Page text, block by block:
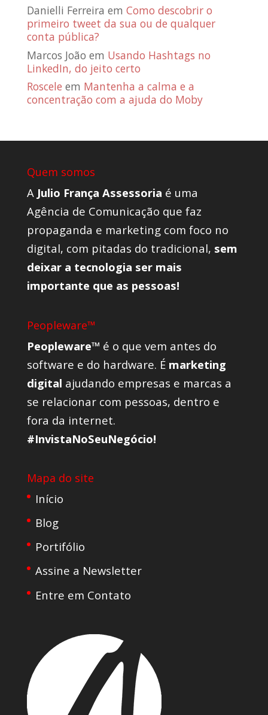
Danielli Ferreira em Como descobrir o
primeiro tweet da sua ou de qualquer
conta pública?
Marcos João em Usando Hashtags no
LinkedIn, do jeito certo
Roscele em Mantenha a calma e a
concentração com a ajuda do Moby
Quem somos
A Julio França Assessoria é uma
Agência de Comunicação que faz
propaganda e marketing com foco no
digital, com pitadas do tradicional, sem
deixar a tecnologia ser mais
importante que as pessoas!
Peopleware™
Peopleware™ é o que vem antes do
software e do hardware. É marketing
digital ajudando empresas e marcas a
se relacionar com pessoas, dentro e
fora da internet.
#InvistaNoSeuNegócio!
Mapa do site
Início
Blog
Portifólio
Assine a Newsletter
Entre em Contato